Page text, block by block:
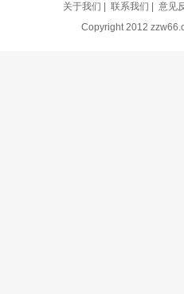
关于我们 联系我们
意见
Copyright 2012